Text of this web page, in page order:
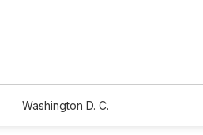
Washington D. C.